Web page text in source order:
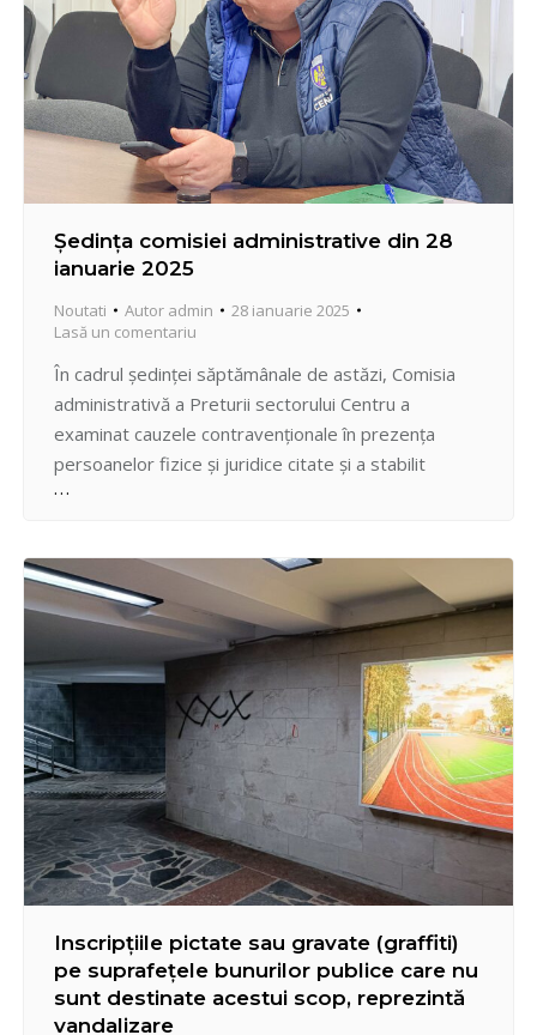
Ședința comisiei administrative din 28
ianuarie 2025
Noutati Autor admin
28 ianuarie 2025
Lasă un comentariu
În cadrul ședinței săptămânale de astăzi, Comisia
administrativă a Preturii sectorului Centru a
examinat cauzele contravenționale în prezența
persoanelor fizice și juridice citate și a stabilit
mărimea sancțiunii acestora. Astfel, pentru 10
Contravențional al RM, pe articolele 181, 273, 364,
au fost aplicate amenzi în sumă de 10 800 lei.
Inscripțiile pictate sau gravate (graffiti)
pe suprafețele bunurilor publice care nu
sunt destinate acestui scop, reprezintă
vandalizare